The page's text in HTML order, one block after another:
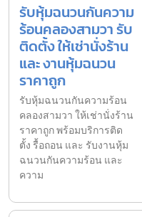
รับหุ้มฉนวนกันความ
ร้อนคลองสามวา รับ
ติดตั้ง ให้เช่านั่งร้าน
และ งานหุ้มฉนวน
ราคาถูก
รับหุ้มฉนวนกันความร้อน
คลองสามวา ให้เช่านั่งร้าน
ราคาถูก พร้อมบริการติด
ตั้ง รื้อถอน และ รับงานหุ้ม
ฉนวนกันความร้อน และ
ความ